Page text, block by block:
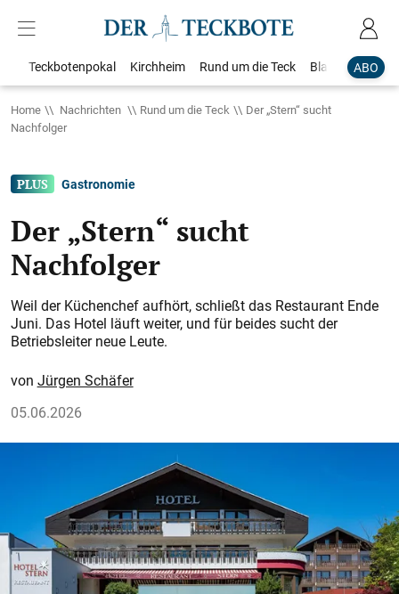
ABO
Teckbotenpokal Kirchheim Rund um die Teck Blaulicht
Home Nachrichten Rund um die Teck
Der „Stern“ sucht
Nachfolger
Gastronomie
Der „Stern“ sucht
Nachfolger
Weil der Küchenchef aufhört, schließt das Restaurant Ende
Juni. Das Hotel läuft weiter, und für beides sucht der
Betriebsleiter neue Leute.
Jürgen Schäfer
05.06.2026